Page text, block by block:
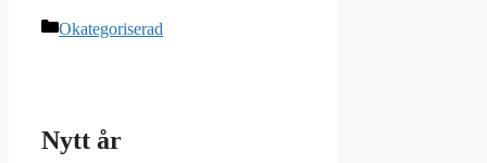
Kategorier
Okategoriserad
Nytt år